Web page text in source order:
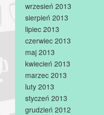
wrzesień 2013
sierpień 2013
lipiec 2013
czerwiec 2013
maj 2013
kwiecień 2013
marzec 2013
luty 2013
styczeń 2013
grudzień 2012